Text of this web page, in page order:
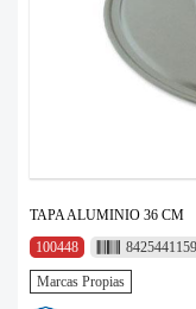
TAPA ALUMINIO 36 CM
100448
Marcas Propias